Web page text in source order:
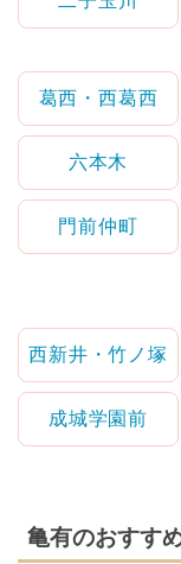
葛西・西葛西
六本木
門前仲町
西新井・竹ノ塚
成城学園前
亀有のおすす